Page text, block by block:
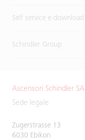
Self service e download
Schindler Group
Ascensori Schindler SA
Sede legale
Zugerstrasse 13
6030 Ebikon